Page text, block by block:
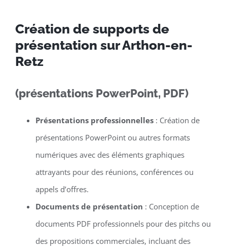
Création de supports de
présentation sur Arthon-en-
Retz
(présentations PowerPoint, PDF)
Présentations professionnelles: Création de
présentations PowerPoint ou autres formats
numériques avec des éléments graphiques
attrayants pour des réunions, conférences ou
appels d’offres.
Documents de présentation : Conception de
documents PDF professionnels pour des pitchs ou
des propositions commerciales, incluant des